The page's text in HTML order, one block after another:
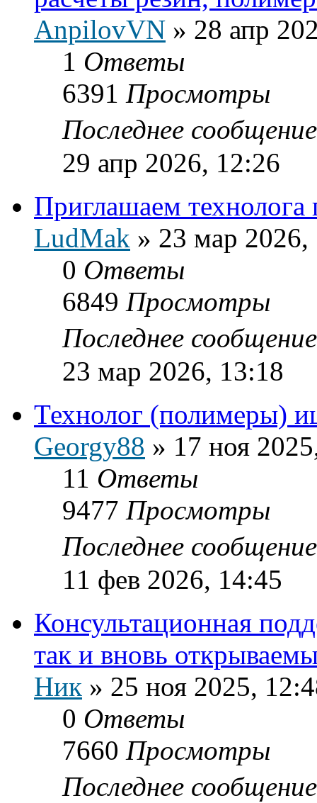
AnpilovVN » 28 апр
1 Ответы
6391 Просмотры
Последнее
29 апр 2026, 12:26
Приглашаем технолога
LudMak » 23 мар 2026,
0 Ответы
6849 Просмотры
Последнее
23 мар 2026, 13:18
Технолог (полимеры)
Georgy88 » 17 ноя
11 Ответы
9477 Просмотры
Последнее
11 фев 2026, 14:45
Консультационная
так и вновь
Ник » 25 ноя 2025,
0 Ответы
7660 Просмотры
Последнее